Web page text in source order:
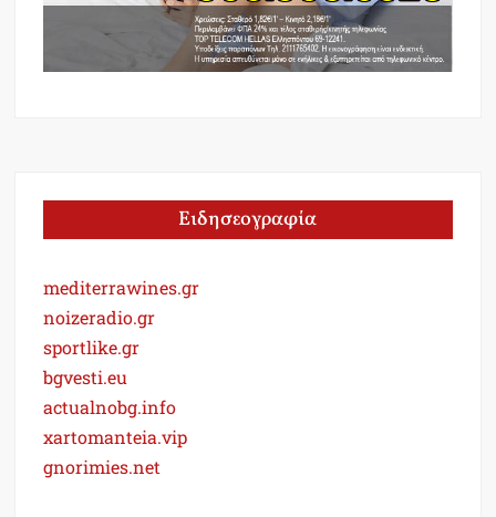
Ειδησεογραφία
mediterrawines.gr
noizeradio.gr
sportlike.gr
bgvesti.eu
actualnobg.info
xartomanteia.vip
gnorimies.net